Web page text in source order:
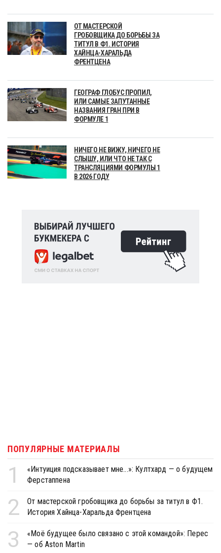
ОТ МАСТЕРСКОЙ
ГРОБОВЩИКА ДО БОРЬБЫ ЗА
ТИТУЛ В Ф1. ИСТОРИЯ
ХАЙНЦА-ХАРАЛЬДА
ФРЕНТЦЕНА
ГЕОГРАФ ГЛОБУС ПРОПИЛ,
ИЛИ САМЫЕ ЗАПУТАННЫЕ
НАЗВАНИЯ ГРАН ПРИ В
ФОРМУЛЕ 1
НИЧЕГО НЕ ВИЖУ, НИЧЕГО НЕ
СЛЫШУ, ИЛИ ЧТО НЕ ТАК С
ТРАНСЛЯЦИЯМИ ФОРМУЛЫ 1
В 2026 ГОДУ
ПОПУЛЯРНЫЕ МАТЕРИАЛЫ
1
«Интуиция подсказывает мне...»: Култхард — о будущем
Ферстаппена
2
От мастерской гробовщика до борьбы за титул в Ф1.
История Хайнца-Харальда Френтцена
3
«Моё будущее было связано с этой командой»: Перес
— об Aston Martin